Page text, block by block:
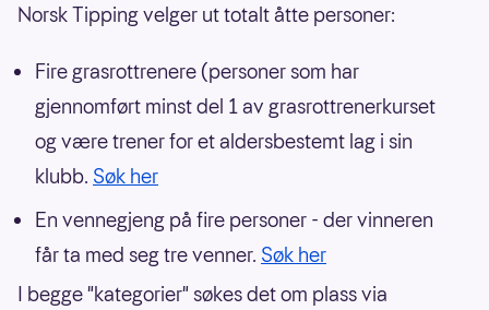
Norsk Tipping velger ut totalt åtte personer:
Fire grasrottrenere (personer som har
gjennomført minst del 1 av grasrottrenerkurset
og være trener for et aldersbestemt lag i sin
klubb. Søk her
En vennegjeng på fire personer - der vinneren
får ta med seg tre venner. Søk her
I begge "kategorier" søkes det om plass via